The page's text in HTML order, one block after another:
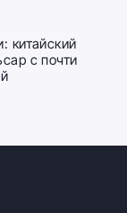
китайский
с почти